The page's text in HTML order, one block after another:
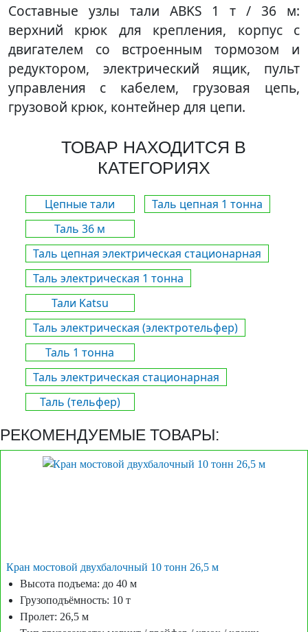
Составные узлы тали ABKS 1 т / 36 м:
верхний крюк для крепления, корпус с
двигателем со встроенным тормозом и
редуктором, электрический ящик, пульт
управления с кабелем, грузовая цепь,
грузовой крюк, контейнер для цепи.
ТОВАР НАХОДИТСЯ В
КАТЕГОРИЯХ
Цепные тали
Таль цепная 1 тонна
Таль 36 м
Таль цепная электрическая стационарная
Таль электрическая 1 тонна
Тали Katsu
Таль электрическая (электротельфер)
Таль 1 тонна
Таль электрическая стационарная
Таль (тельфер)
РЕКОМЕНДУЕМЫЕ ТОВАРЫ:
Кран мостовой двухбалочный 10 тонн 26,5 м
Высота подъема: до 40 м
Грузоподъёмность: 10 т
Пролет: 26,5 м